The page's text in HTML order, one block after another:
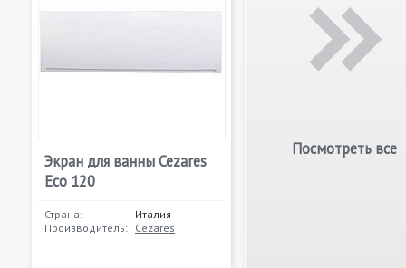
Экран для ванны Cezares
Eco 120
Страна:
Италия
Производитель: Cezares
Посмотреть все